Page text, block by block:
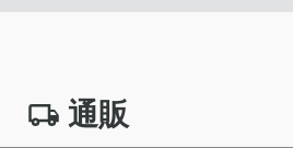
通販